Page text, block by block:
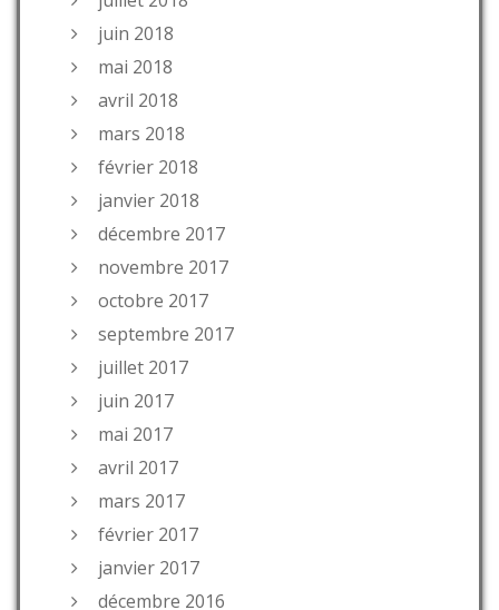
juin 2018
mai 2018
avril 2018
mars 2018
février 2018
janvier 2018
décembre 2017
novembre 2017
octobre 2017
septembre 2017
juillet 2017
juin 2017
mai 2017
avril 2017
mars 2017
février 2017
janvier 2017
décembre 2016